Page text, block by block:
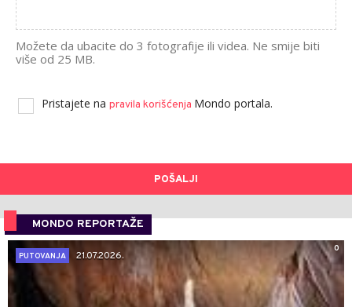
Možete da ubacite do 3 fotografije ili videa. Ne smije biti
više od 25 MB.
Pristajete na pravila korišćenja Mondo portala.
POŠALJI
MONDO REPORTAŽE
0
PUTOVANJA
21.07.2026.